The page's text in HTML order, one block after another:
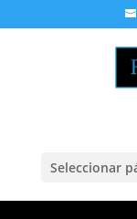
Seleccionar